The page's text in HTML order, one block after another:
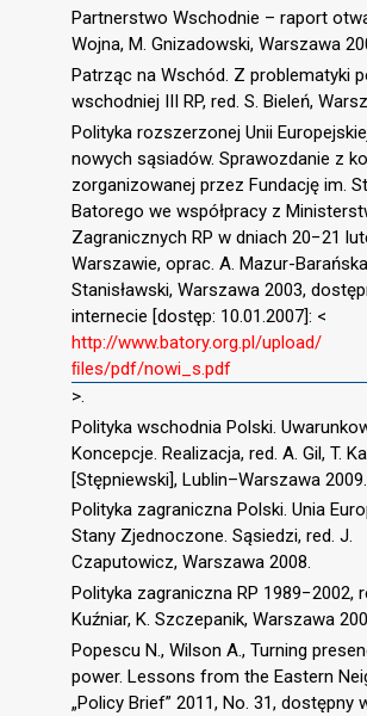
Partnerstwo Wschodnie – raport
Wojna, M. Gnizadowski, Warszawa
Patrząc na Wschód. Z problematyki
wschodniej III RP, red. S. Bieleń,
Polityka rozszerzonej Unii
nowych sąsiadów. Sprawozdanie z
zorganizowanej przez Fundację im.
Batorego we współpracy z
Zagranicznych RP w dniach 20−21
Warszawie, oprac. A. Mazur-
Stanisławski, Warszawa 2003,
internecie [dostęp: 10.01.2007]: <
http://www.batory.org.pl/upload/
ﬁles/pdf/nowi_s.pdf
>.
Polityka wschodnia Polski.
Koncepcje. Realizacja, red. A. Gil, T.
[Stępniewski], Lublin–Warszawa 2009.
Polityka zagraniczna Polski. Unia
Stany Zjednoczone. Sąsiedzi, red. J.
Czaputowicz, Warszawa 2008.
Polityka zagraniczna RP 1989−2002,
Kuźniar, K. Szczepanik, Warszawa
Popescu N., Wilson A., Turning
power. Lessons from the Eastern
„Policy Brief” 2011, No. 31, dostępny